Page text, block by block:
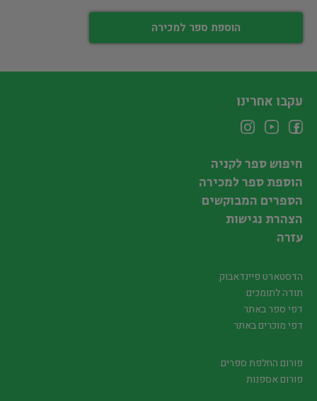
הוספת ספר למכירה
עקבו אחרינו
חיפוש ספר לקניה
הוספת ספר למכירה
הספרים המבוקשים
הצהרת נגישות
עזרה
הדסטארט פיינדאבוק
תודה לתומכים
דפי ספר באתר
דפי מוכרים באתר
פורום החלפת ספרים
פורום אספנות